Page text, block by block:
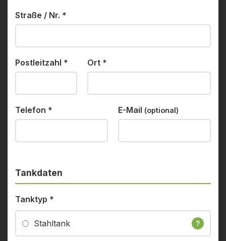
Straße / Nr. *
Postleitzahl * Ort *
Telefon * E-Mail (optional)
Tankdaten
Tanktyp *
Stahltank ?